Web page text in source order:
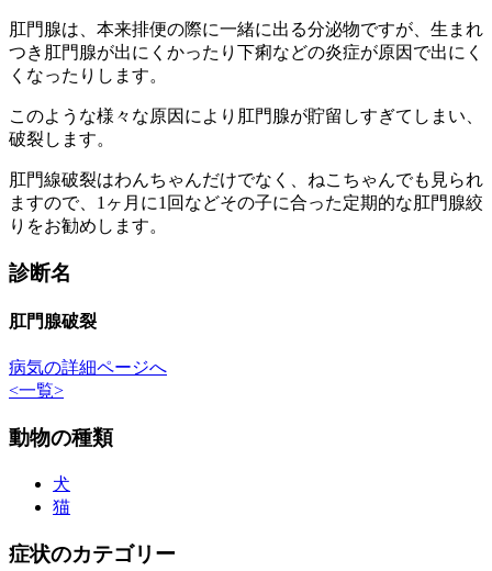
肛門腺は、本来排便の際に一緒に出る分泌物ですが、生まれ
つき肛門腺が出にくかったり下痢などの炎症が原因で出にく
くなったりします。
このような様々な原因により肛門腺が貯留しすぎてしまい、
破裂します。
肛門線破裂はわんちゃんだけでなく、ねこちゃんでも見られ
ますので、1ヶ月に1回などその子に合った定期的な肛門腺絞
りをお勧めします。
診断名
肛門腺破裂
病気の詳細ページへ
<一覧>
動物の種類
犬
猫
症状のカテゴリー